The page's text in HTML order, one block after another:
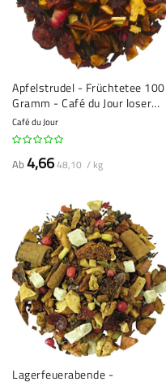
Apfelstrudel - Früchtetee 100
Gramm - Café du Jour loser
Tee
Café du Jour
Ab4,6648,10 / kg
Lagerfeuerabende -